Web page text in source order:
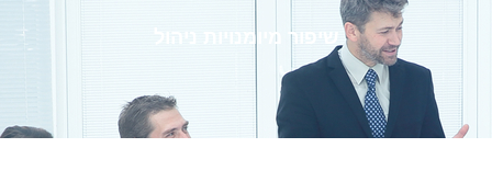
שיפור מיומנויות ניהול